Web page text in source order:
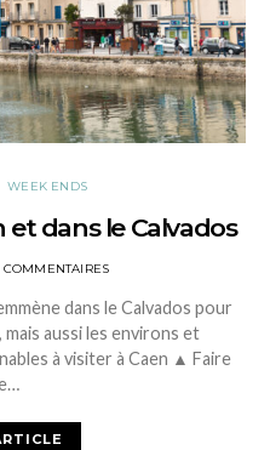
WEEK ENDS
et dans le Calvados
COMMENTAIRES
dans le Calvados pour
aussi les environs et
à visiter à Caen ▲ Faire